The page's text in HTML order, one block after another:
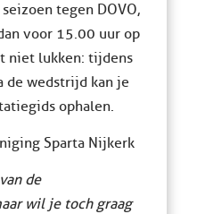
tegen DOVO,
voor 15.00 uur op
niet lukken: tijdens
de wedstrijd kan je
ophalen.
Sparta Nijkerk
de
wil je toch graag